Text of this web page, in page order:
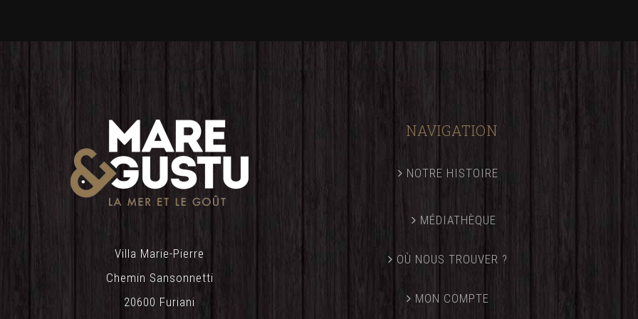
Villa Marie-Pierre
Chemin Sansonnetti
20600 Furiani
NAVIGATION
NOTRE HISTOIRE
MÉDIATHÈQUE
OÙ NOUS TROUVER ?
MON COMPTE